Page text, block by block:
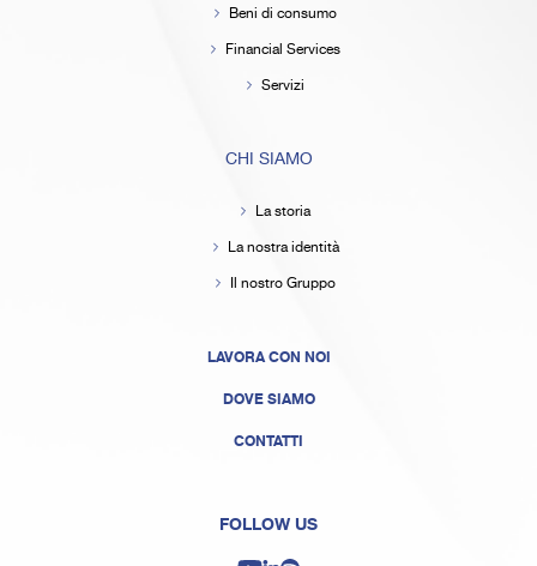
Beni di consumo
Financial Services
Servizi
CHI SIAMO
La storia
La nostra identità
Il nostro Gruppo
LAVORA CON NOI
DOVE SIAMO
CONTATTI
FOLLOW US